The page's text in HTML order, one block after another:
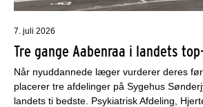
7. juli 2026
Tre gange Aabenraa i landets
Når nyuddannede læger vurderer deres
placerer tre afdelinger på Sygehus
landets ti bedste. Psykiatrisk Afdeling,